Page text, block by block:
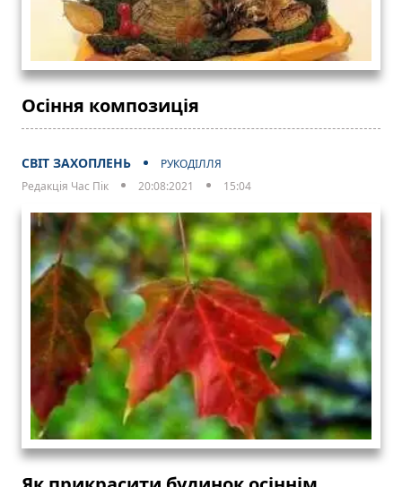
Осіння композиція
СВІТ ЗАХОПЛЕНЬ
РУКОДІЛЛЯ
Редакція Час Пік
20:08:2021 15:04